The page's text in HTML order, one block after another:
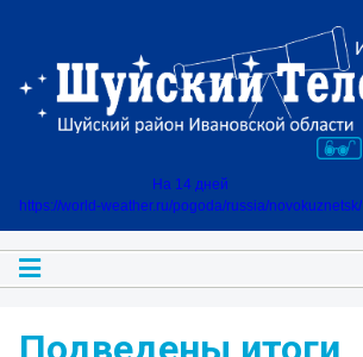
На 14 дней
https://world-weather.ru/pogoda/russia/novokuznetsk/